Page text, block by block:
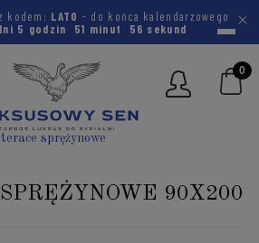
kodem: LATO - do końca kalendarzowego
5 godzin 51 minut 56 sekund
sprężynowe
90X200